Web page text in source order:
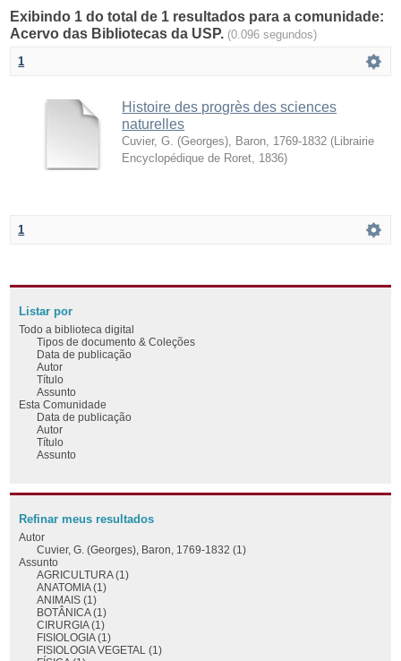
Exibindo 1 do total de 1 resultados para a comunidade:
Acervo das Bibliotecas da USP. (0.096 segundos)
1
Histoire des progrès des sciences
naturelles
Cuvier, G. (Georges), Baron, 1769-1832 ( Librairie
Encyclopédique de Roret 1836)
1
Listar por
Todo a biblioteca digital
Tipos de documento & Coleções
Data de publicação
Autor
Título
Assunto
Esta Comunidade
Data de publicação
Autor
Título
Assunto
Refinar meus resultados
Autor
Cuvier, G. (Georges), Baron, 1769-1832 (1)
Assunto
AGRICULTURA (1)
ANATOMIA (1)
ANIMAIS (1)
BOTÂNICA (1)
CIRURGIA (1)
FISIOLOGIA (1)
FISIOLOGIA VEGETAL (1)